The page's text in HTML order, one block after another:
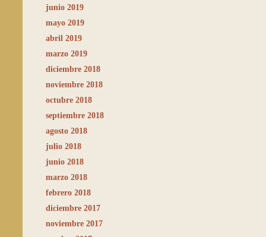
junio 2019
mayo 2019
abril 2019
marzo 2019
diciembre 2018
noviembre 2018
octubre 2018
septiembre 2018
agosto 2018
julio 2018
junio 2018
marzo 2018
febrero 2018
diciembre 2017
noviembre 2017